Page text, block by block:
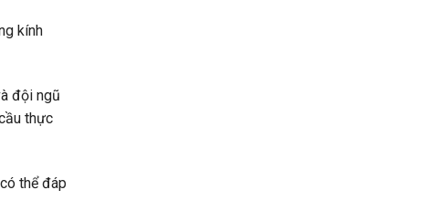
kính
đội ngũ
thực
thể đáp